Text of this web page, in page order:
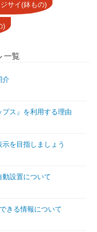
サイ(鉢もの)
)
一覧
介
ス』を利用する理由
を目指しましょう
動設置について
きる情報について